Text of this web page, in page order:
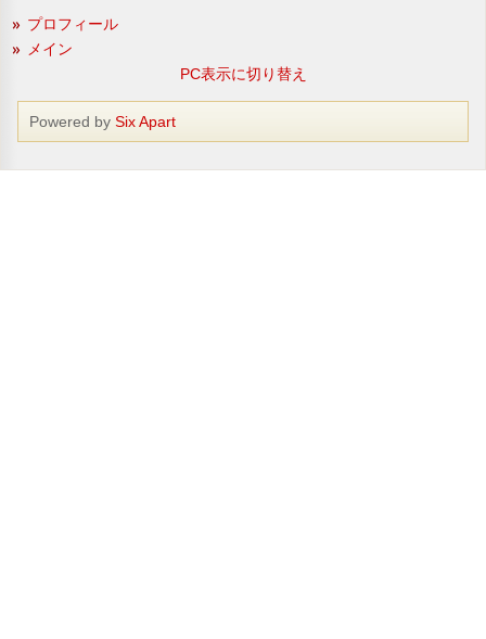
プロフィール
メイン
PC表示に切り替え
Powered by Six Apart